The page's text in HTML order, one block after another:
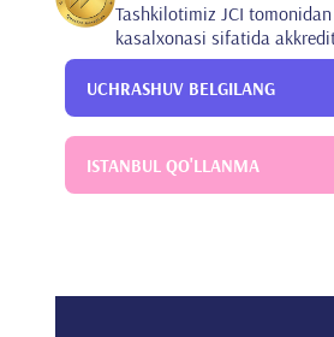
Tashkilotimiz JCI
kasalxonasi sifatida
UCHRASHUV BELGILANG
ISTANBUL QO'LLANMA